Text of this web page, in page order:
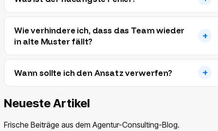
Wie verhindere ich, dass das Team wieder
in alte Muster fällt?
Wann sollte ich den Ansatz verwerfen?
Neueste Artikel
Frische Beiträge aus dem Agentur-Consulting-Blog.